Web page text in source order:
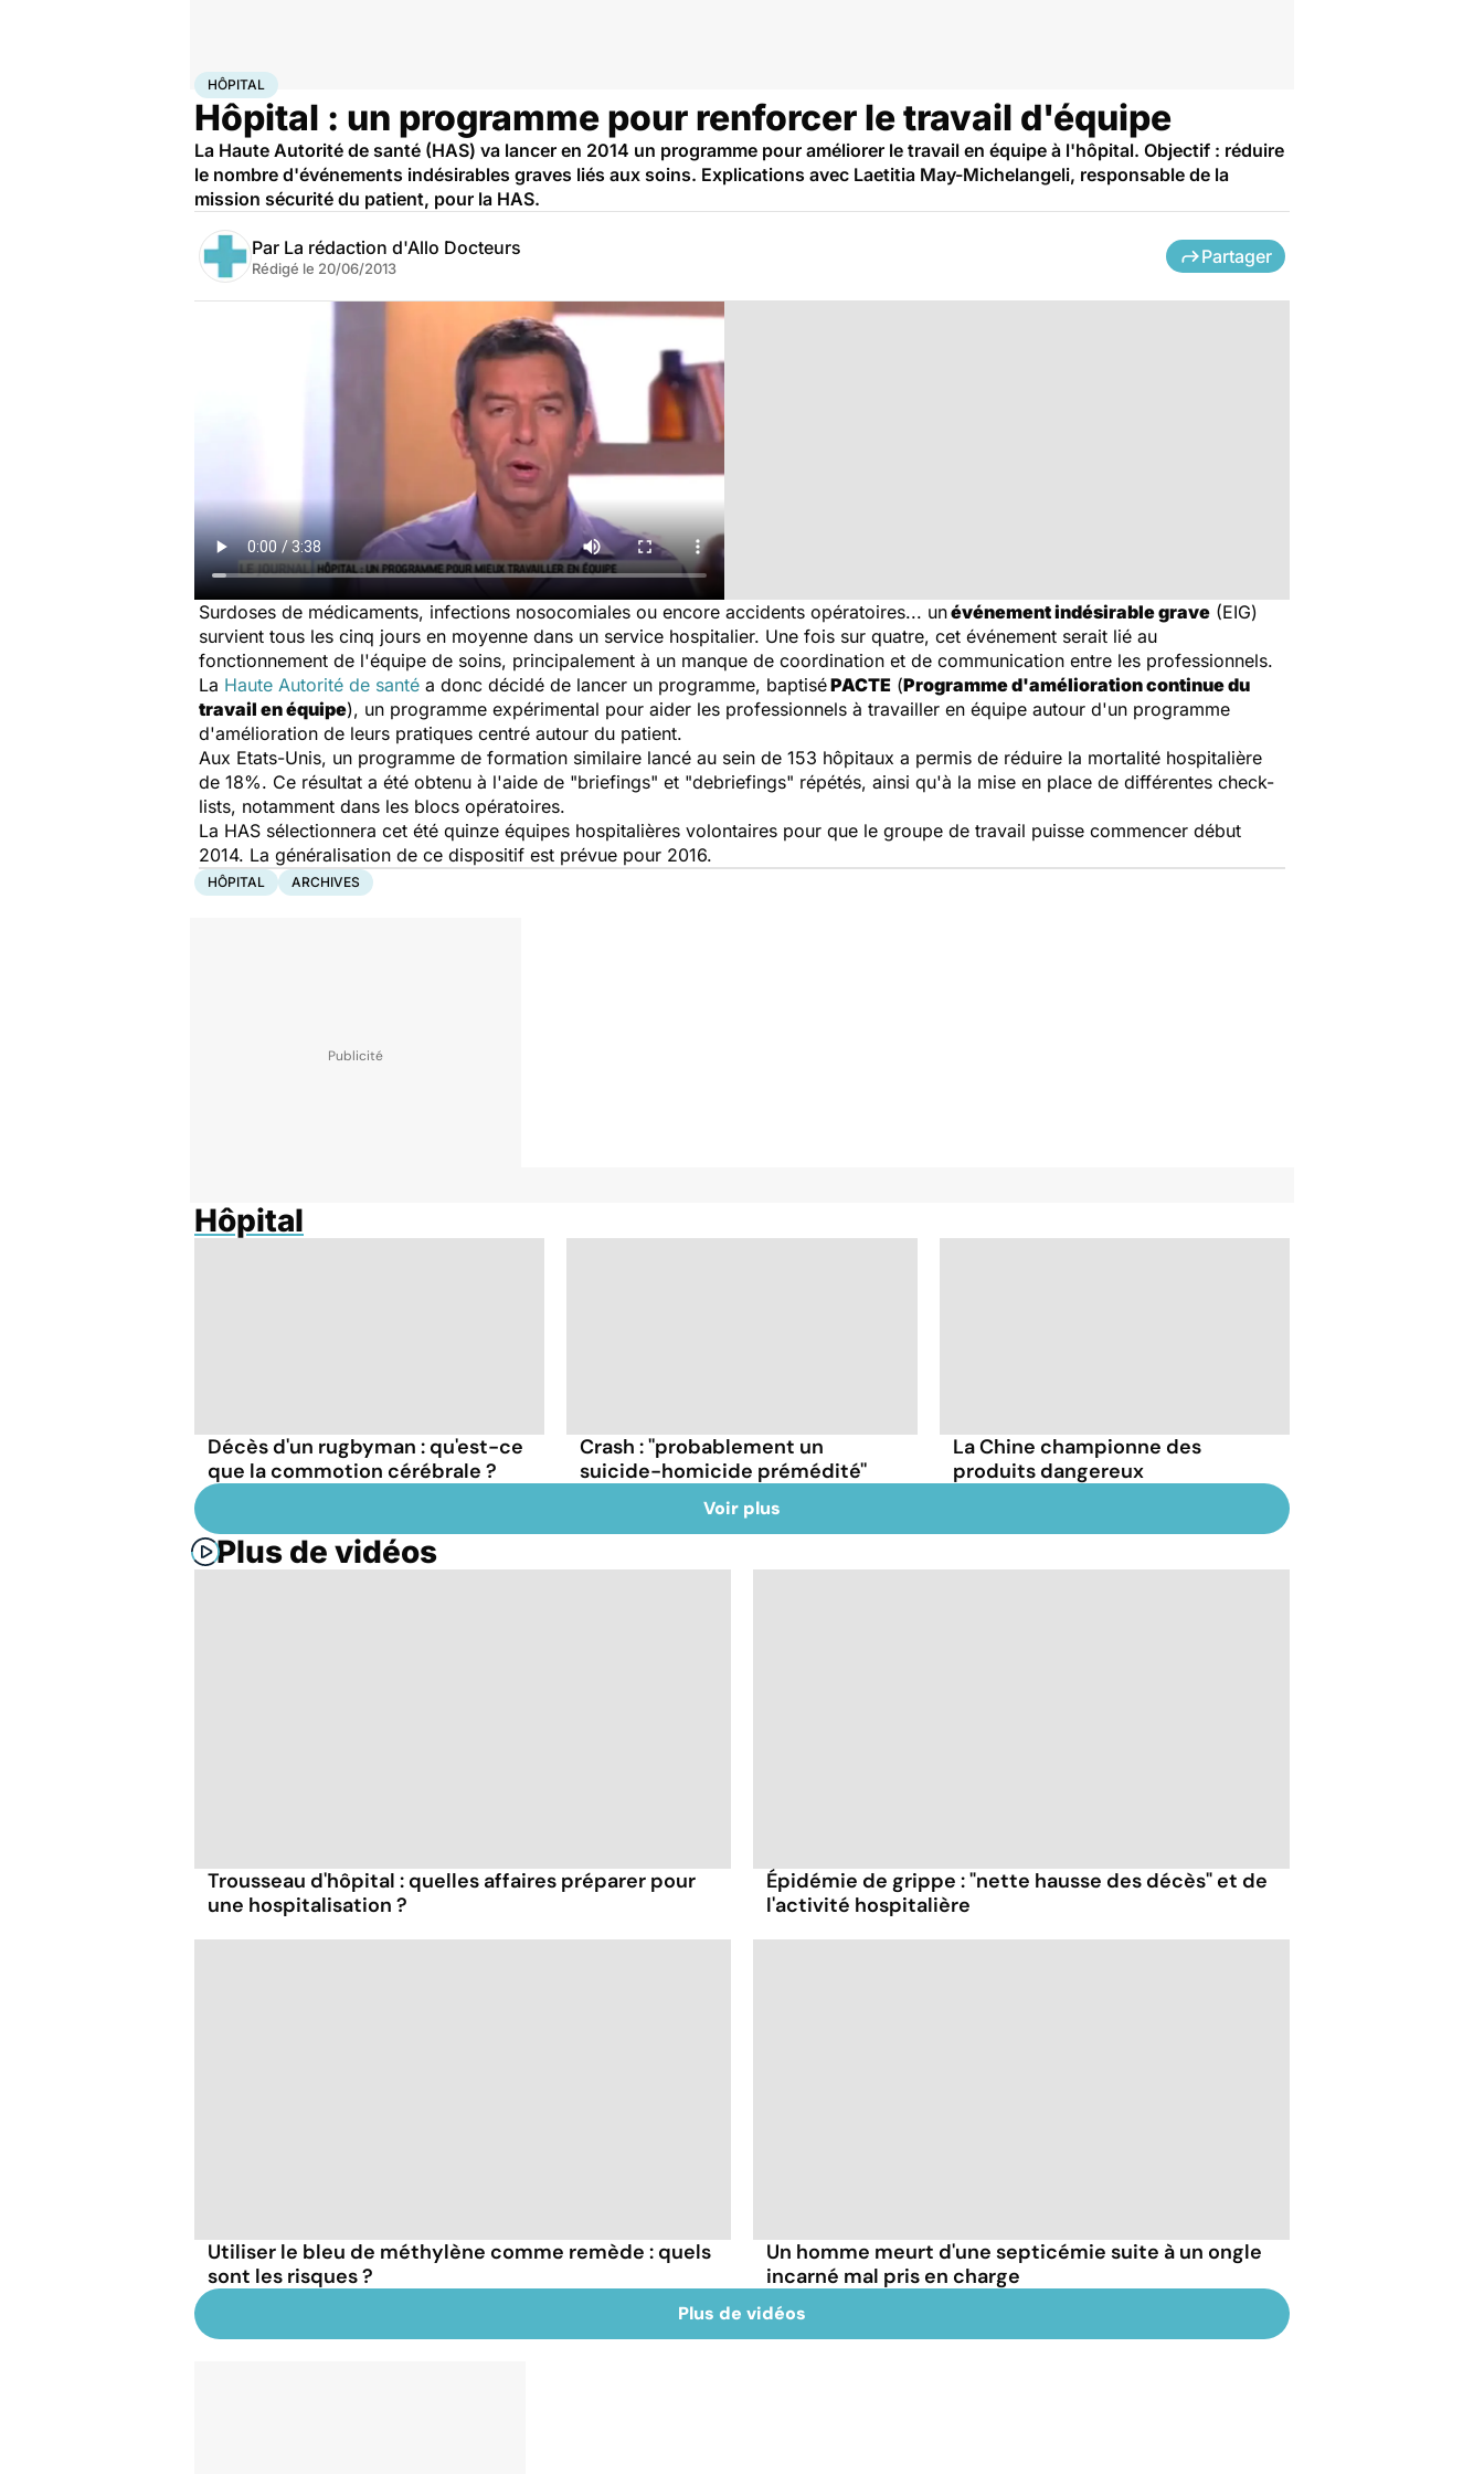
AccueilSantéSociété
HÔPITAL
Hôpital : un programme pour renforcer le travail d'équipe
La Haute Autorité de santé (HAS) va lancer en 2014 un programme pour améliorer le travail en équipe à l'hôpital. Objectif : réduire
le nombre d'événements indésirables graves liés aux soins. Explications avec Laetitia May-Michelangeli, responsable de la
mission sécurité du patient, pour la HAS.
Par La rédaction d'Allo Docteurs
Rédigé le 20/06/2013
Partager
Surdoses de médicaments, infections nosocomiales ou encore accidents opératoires... unévénement indésirable grave (EIG)
survient tous les cinq jours en moyenne dans un service hospitalier. Une fois sur quatre, cet événement serait lié au
fonctionnement de l'équipe de soins, principalement à un manque de coordination et de communication entre les professionnels.
La Haute Autorité de santé a donc décidé de lancer un programme, baptiséPACTE (Programme d'amélioration continue du
travail en équipe), un programme expérimental pour aider les professionnels à travailler en équipe autour d'un programme
d'amélioration de leurs pratiques centré autour du patient.
Aux Etats-Unis, un programme de formation similaire lancé au sein de 153 hôpitaux a permis de réduire la mortalité hospitalière
de 18%. Ce résultat a été obtenu à l'aide de "briefings" et "debriefings" répétés, ainsi qu'à la mise en place de différentes check-
lists, notamment dans les blocs opératoires.
La HAS sélectionnera cet été quinze équipes hospitalières volontaires pour que le groupe de travail puisse commencer début
2014. La généralisation de ce dispositif est prévue pour 2016.
HÔPITAL ARCHIVES
Hôpital
Décès d'un rugbyman : qu'est-ce
que la commotion cérébrale ?
Crash : ''probablement un
suicide-homicide prémédité''
La Chine championne des
produits dangereux
Voir plus
Plus de vidéos
Trousseau d'hôpital : quelles affaires préparer pour
une hospitalisation ?
Épidémie de grippe : "nette hausse des décès" et de
l'activité hospitalière
Utiliser le bleu de méthylène comme remède : quels
sont les risques ?
Un homme meurt d'une septicémie suite à un ongle
incarné mal pris en charge
Plus de vidéos